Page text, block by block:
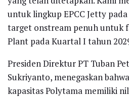
untuk lingkup EPCC Jetty
target onstream penuh untuk
Plant pada Kuartal I tahun
Presiden Direktur PT Tuban
Sukriyanto, menegaskan
kapasitas Polytama memiliki